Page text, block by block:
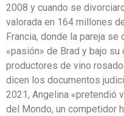
2008 y cuando se
valorada en 164 millones
Francia, donde la pareja
«pasión» de Brad y bajo
productores de vino
dicen los documentos
2021, Angelina «pretendió
del Mondo, un competidor